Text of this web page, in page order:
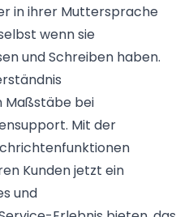
in ihrer Muttersprache
wenn sie
und Schreiben haben.
Maßstäbe bei
Mit der
Kunden jetzt ein
und